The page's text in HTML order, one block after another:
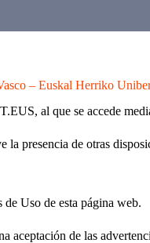
– Euskal Herriko
al que se accede
la presencia de otras
de Uso de esta página web.
de las